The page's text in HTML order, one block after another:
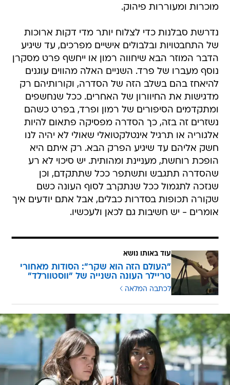
מוכרות ומעוררות פיהוק.
נדרשת סבלנות כדי לצלוח יותר מדי דקות ארוכות
של התחבטויות ובלבולים אישיים מפרכים, עד שיגיע
הדבר המוזר הבא שיחווה רמון או ייחשף פרט מסקרן
נוסף מעברו של פרד. השניים האלה מהווים עוגנים
להיאחז בהם בשלב הזה של הסדרה, וקורותיהם רק
מדגישות את החיוורון של האחרים. ככל שנחשפים
ומתקדמים הסיפורים של רמון ופרד, בפרט כשהם
נשזרים זה בזה, כך הסדרה מפסיקה פתאום להיות
אלגוריה או תרגיל אינטלקטואלי שאולי לא יהיה לנו
חשק אליהם עד שיגיע הפרק הבא. רק איתם היא
הופכת רוחשת, מעניינת ומהותית. יש סיכוי לא רע
שהסדרה תתגבש ותשתפר ככל שתתקדם, וכן
שנזכה לתגמול ככל שנתקרב לסוף העונה כשם
שקורה תכופות בסדרות כבלים, אבל אתם יודעים איך
אומרים - יש חשיבות גם לכאן ולעכשיו.
עוד באותו נושא
"העולם הזה הוא שקר": הסודות מאחורי
טריילר העונה השנייה של "ווסטוורלד"
לכתבה המלאה